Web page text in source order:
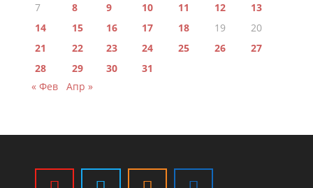
7
8 9 10 11 12
13
14
15 16 17 18 19
20
21
22 23 24 25 26
27
28
29 30
31
« Фев
Апр »